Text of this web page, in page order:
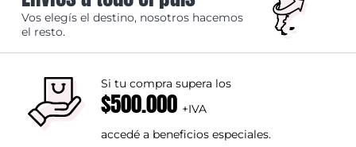
Vos elegís el destino, nosotros hacemos
el resto.
Si tu compra supera los
$500.000 +IVA
accedé a beneficios especiales.